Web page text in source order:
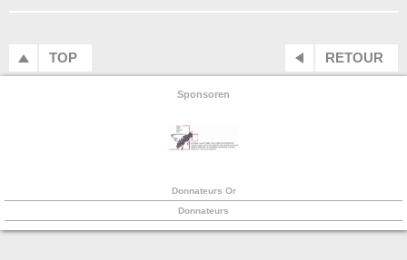
TOP RETOUR
Sponsoren
Donnateurs Or
Donnateurs